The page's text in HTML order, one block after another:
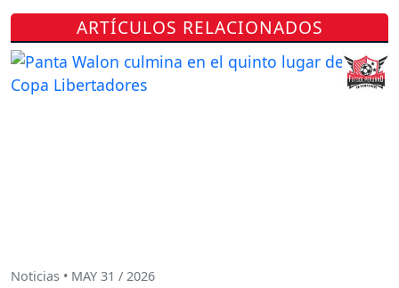
ARTÍCULOS RELACIONADOS
Noticias • MAY 31 / 2026